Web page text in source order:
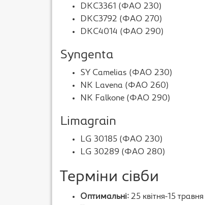
DKC3361 (ФАО 230)
DKC3792 (ФАО 270)
DKC4014 (ФАО 290)
Syngenta
SY Camelias (ФАО 230)
NK Lavena (ФАО 260)
NK Falkone (ФАО 290)
Limagrain
LG 30185 (ФАО 230)
LG 30289 (ФАО 280)
Терміни сівби
Оптимальні: 25 квітня-15 травня